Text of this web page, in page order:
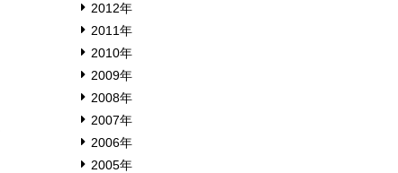
2012年
2011年
2010年
2009年
2008年
2007年
2006年
2005年